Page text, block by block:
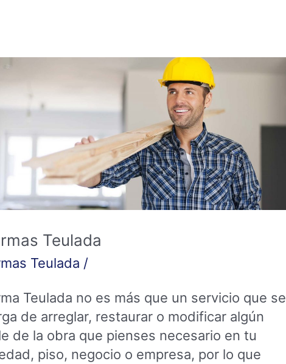
Teulada
Teulada /
Teulada no es más que un servicio que se
de arreglar, restaurar o modificar algún
de la obra que pienses necesario en tu
piso, negocio o empresa, por lo que